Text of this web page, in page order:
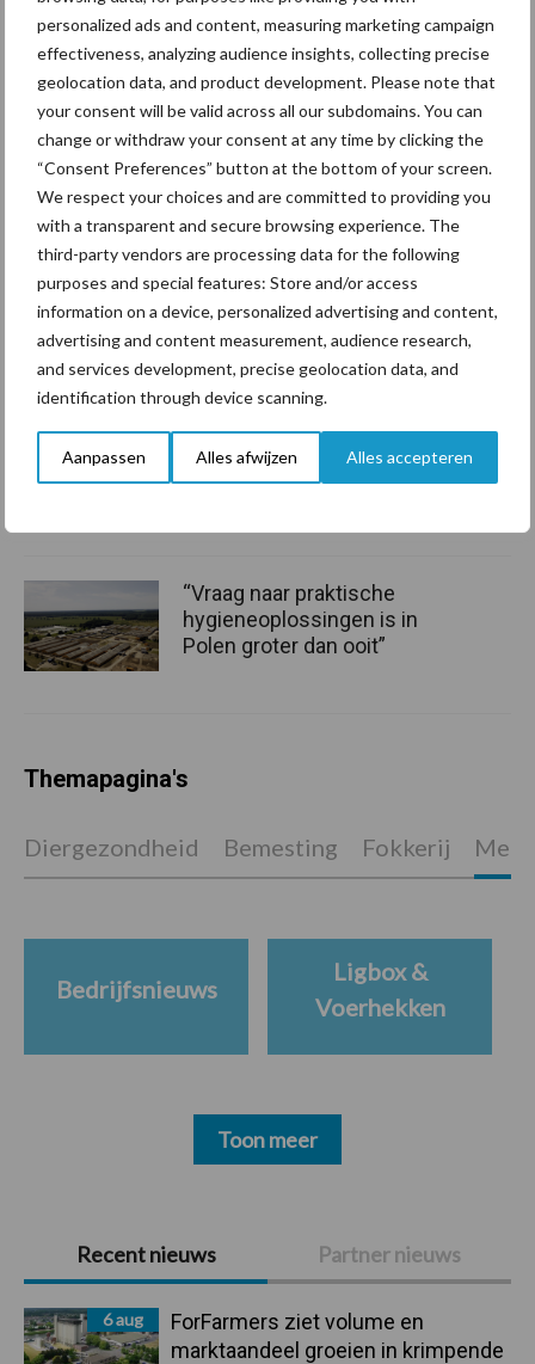
personalized ads and content, measuring marketing campaign
effectiveness, analyzing audience insights, collecting precise
geolocation data, and product development. Please note that
your consent will be valid across all our subdomains. You can
change or withdraw your consent at any time by clicking the
“Consent Preferences” button at the bottom of your screen.
We respect your choices and are committed to providing you
with a transparent and secure browsing experience. The
third-party vendors are processing data for the following
purposes and special features: Store and/or access
information on a device, personalized advertising and content,
advertising and content measurement, audience research,
and services development, precise geolocation data, and
identification through device scanning.
Aanpassen Alles afwijzen Alles accepteren
Leaserechten zullen niet beschikbaar komen als dit jaar
op jaar 10% korting oplevert. De korting achterwege
laten of hooguit 1 maal toepassen.
Bron: IuDK
Primaire
Sidebar
Recent nieuws Partner nieuws
6 aug
ForFarmers ziet volume en
marktaandeel groeien in krimpende
Aanbevolen voor jou!
ForFarmers ziet volume en
marktaandeel groeien in
krimpende Nederlandse
Tien praktische tips voor
een langere levensduur
“Vraag naar praktische
hygieneoplossingen is in
Polen groter dan ooit”
Themapagina's
Diergezondheid Bemesting Fokkerij
Bedrijfsnieuws
Ligbox &
Voerhekken
Toon meer